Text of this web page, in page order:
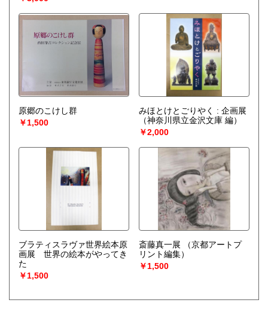
財団) 編）
原郷のこけし群
￥1,500
みほとけとごりやく : 企画展
（神奈川県立金沢文庫 編）
￥2,000
ブラティスラヴァ世界絵本原
画展 世界の絵本がやってき
た
￥1,500
斎藤真一展
（京都アートプ
リント編集）
￥1,500